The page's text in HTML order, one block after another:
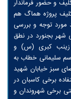
و حضور فرماندار
پروژه هماگ هم
مورد توجه و بررسی
شهر بجنورد در نطق
زینب کبری (س) و
سلیمانی خطاب به
سبز خیابان شهید
برخی کاسبان در
برخی شهروندان و